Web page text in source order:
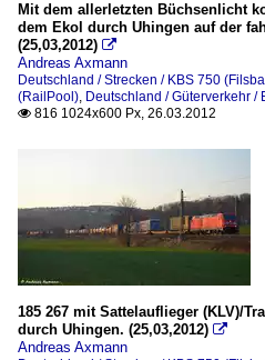
Mit dem allerletzten Büchsenlicht
dem Ekol durch Uhingen auf der
(25,03,2012) 
Andreas Axmann
Deutschland / Strecken / KBS 750
(RailPool), Deutschland / Güterverkehr /
 816 1024x600 Px, 26.03.2012
185 267 mit Sattelauflieger (KLV)/
durch Uhingen. (25,03,2012) 
Andreas Axmann